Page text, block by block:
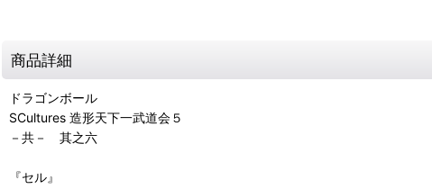
商品詳細
ドラゴンボール
SCultures 造形天下一武道会５
－共－ 其之六
『セル』